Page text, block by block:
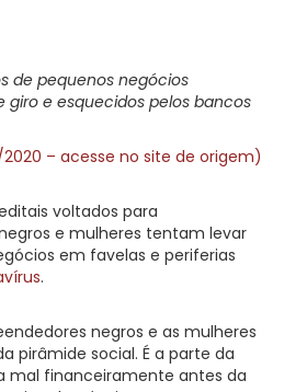
de pequenos negócios
giro e esquecidos pelos bancos
2020 – acesse no site de origem)
voltados para
e mulheres tentam levar
em favelas e periferias
.
negros e as mulheres
pirâmide social. É a parte da
mal financeiramente antes da